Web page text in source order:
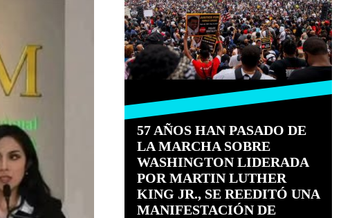
57 AÑOS HAN PASADO DE
LA MARCHA SOBRE
WASHINGTON LIDERADA
POR MARTIN LUTHER
KING JR., SE REEDITÓ UNA
MANIFESTACIÓN DE